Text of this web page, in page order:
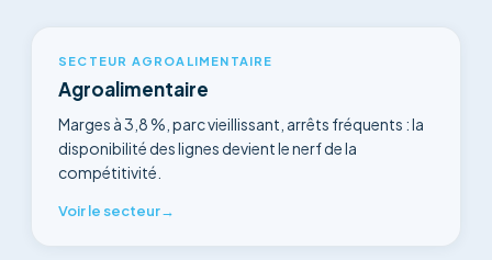
SECTEUR AGROALIMENTAIRE
Agroalimentaire
Marges à 3,8 %, parc vieillissant, arrêts fréquents : la
disponibilité des lignes devient le nerf de la
compétitivité.
Voir le secteur→